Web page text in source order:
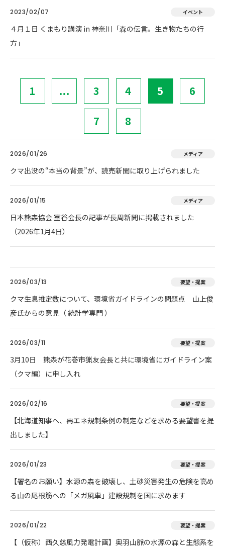
2023/02/07 イベント
４月１日 くまもり講演 in 神奈川「森の伝言。生き物たちの行
方」
1 ... 3 4 5 6
7 8
2026/01/26 メディア
クマ出没の“本当の背景”が、読売新聞に取り上げられました
2026/01/15 メディア
日本熊森協会 室谷会長の記事が長周新聞に掲載されました
（2026年1月4日）
2026/03/13 要望・提案
クマ生息推定数について、環境省ガイドラインの問題点 山上俊
彦氏からの意見（ 統計学専門 ）
2026/03/11 要望・提案
3月10日 熊森が花巻市猟友会長と共に環境省にガイドライン案
（クマ編）に申し入れ
2026/02/16 要望・提案
【北海道知事へ、再エネ規制条例の制定などを求める要望書を提
出しました】
2026/01/23 要望・提案
【署名のお願い】水源の森を破壊し、土砂災害発生の危険を高め
る山の尾根筋への「メガ風車」建設規制を国に求めます
2026/01/22 要望・提案
【（仮称）西久慈風力発電計画】奥羽山脈の水源の森と生態系を